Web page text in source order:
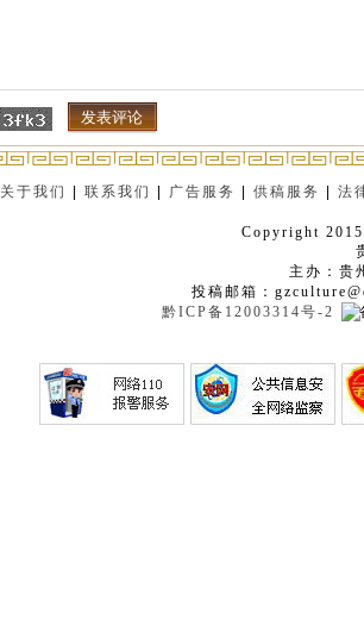
关于我们 |联系我们 广告服务 |供稿服务 |法
Copyright
主办：贵
投稿邮箱：
黔ICP备12003314号-2